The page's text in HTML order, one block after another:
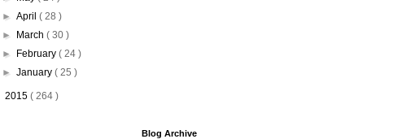
► April ( 28 )
►
March ( 30 )
►
February ( 24 )
► January ( 25 )
2015 ( 264 )
Blog Archive